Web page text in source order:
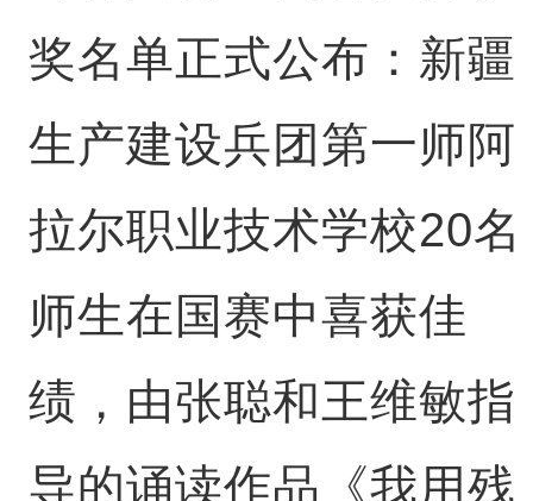
奖名单正式公布：新疆
生产建设兵团第一师阿
拉尔职业技术学校20名
师生在国赛中喜获佳
绩，由张聪和王维敏指
导的诵读作品《我用残